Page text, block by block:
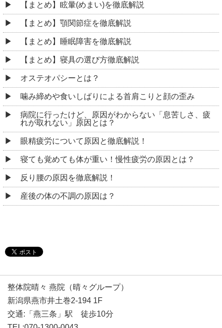
【まとめ】眩暈(めまい)を徹底解説
【まとめ】顎関節症を徹底解説
【まとめ】睡眠障害を徹底解説
【まとめ】寝具の選び方徹底解説
オステオパシーとは？
噛み締めや食いしばりによる首肩こりと顔の歪み
病院に行ったけど、原因がわからない「息苦しさ、疲
れが取れない」原因とは？
眼精疲労について原因と徹底解説！
寝ても覚めても体が重い！慢性疲労の原因とは？
反り腰の原因を徹底解説！
産後の体の不調の原因は？
整体院晴々 燕院（晴々グループ）
新潟県燕市井土巻2-194 1F
交通:「燕三条」駅 徒歩10分